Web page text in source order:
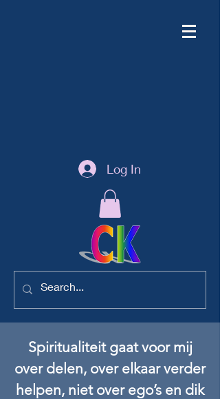
Log In
Spiritualiteit gaat voor mij
over delen, over elkaar verder
helpen, niet over ego’s en dik